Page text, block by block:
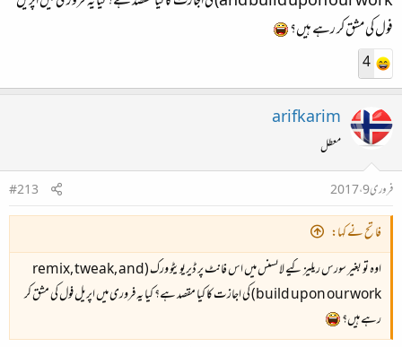
فول کی مشق کر رہے ہیں؟
4
arifkarim
معطل
فروری 9، 2017
#213
فاتح نے کہا:
اوہ تو بغیر سورس ریلیز کیے لائسنس میں اس فانٹ پر ڈیریویٹو ورک (remix, tweak, and
build upon our work) کی اجازت کا کیا مقصد ہے؟ کیا یہ فروری میں اپریل فول کی مشق کر
رہے ہیں؟